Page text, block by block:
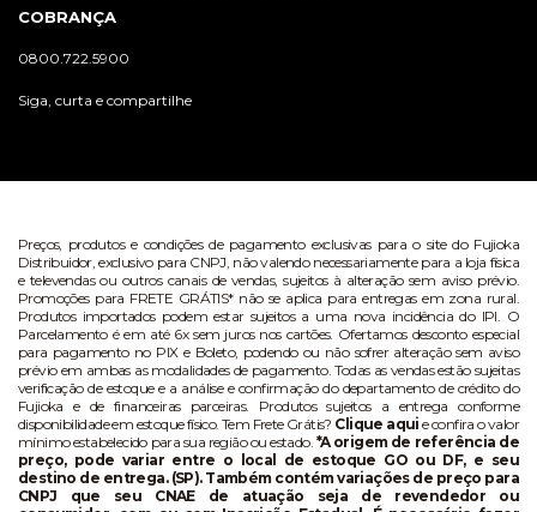
COBRANÇA
0800.722.5900
Siga, curta e compartilhe
Preços, produtos e condições de pagamento exclusivas para o site do Fujioka
Distribuidor, exclusivo para CNPJ, não valendo necessariamente para a loja física
e televendas ou outros canais de vendas, sujeitos à alteração sem aviso prévio.
Promoções para FRETE GRÁTIS* não se aplica para entregas em zona rural.
Produtos importados podem estar sujeitos a uma nova incidência do IPI. O
Parcelamento é em até 6x sem juros nos cartões. Ofertamos desconto especial
para pagamento no PIX e Boleto, podendo ou não sofrer alteração sem aviso
prévio em ambas as modalidades de pagamento. Todas as vendas estão sujeitas
verificação de estoque e a análise e confirmação do departamento de crédito do
Fujioka e de financeiras parceiras. Produtos sujeitos a entrega conforme
disponibilidade em estoque físico. Tem Frete Grátis? Clique aqui e confira o valor
mínimo estabelecido para sua região ou estado. *A origem de referência de
preço, pode variar entre o local de estoque GO ou DF, e seu
destino de entrega. (SP). Também contém variações de preço para
CNPJ que seu CNAE de atuação seja de revendedor ou